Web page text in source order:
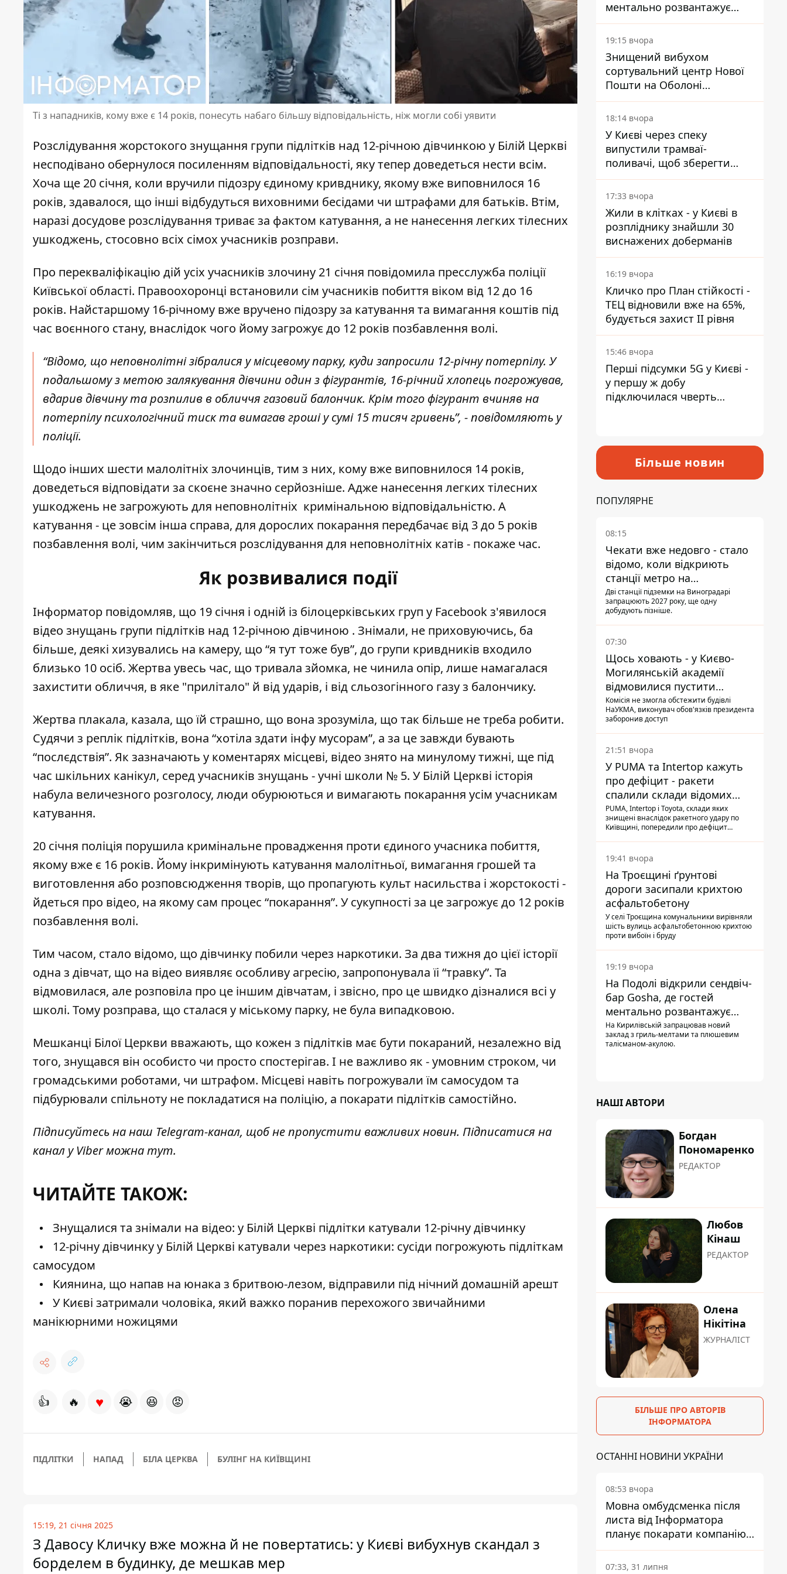
Ті з нападників, кому вже є 14 років, понесуть набаго більшу відповідальність, ніж могли собі уявити
Розслідування жорстокого знущання групи підлітків над 12-річною дівчинкою у Білій Церкві
несподівано обернулося посиленням відповідальності, яку тепер доведеться нести всім.
Хоча ще 20 січня, коли вручили підозру єдиному кривднику, якому вже виповнилося 16
років, здавалося, що інші відбудуться виховними бесідами чи штрафами для батьків. Втім,
наразі досудове розслідування триває за фактом катування, а не нанесення легких тілесних
ушкоджень, стосовно всіх сімох учасників розправи.
Про перекваліфікацію дій усіх учасників злочину 21 січня повідомила пресслужба поліції
Київської області. Правоохоронці встановили сім учасників побиття віком від 12 до 16
років. Найстаршому 16-річному вже вручено підозру за катування та вимагання коштів під
час воєнного стану, внаслідок чого йому загрожує до 12 років позбавлення волі.
“Відомо, що неповнолітні зібралися у місцевому парку, куди запросили 12-річну потерпілу. У
подальшому з метою залякування дівчини один з фігурантів, 16-річний хлопець погрожував,
вдарив дівчину та розпилив в обличчя газовий балончик. Крім того фігурант вчиняв на
потерпілу психологічний тиск та вимагав гроші у сумі 15 тисяч гривень”, - повідомляють у
поліції.
Щодо інших шести малолітніх злочинців, тим з них, кому вже виповнилося 14 років,
доведеться відповідати за скоєне значно серйозніше. Адже нанесення легких тілесних
ушкоджень не загрожують для неповнолітніх кримінальною відповідальністю. А
катування - це зовсім інша справа, для дорослих покарання передбачає від 3 до 5 років
позбавлення волі, чим закінчиться розслідування для неповнолітніх катів - покаже час.
Як розвивалися події
Інформатор повідомляв, що 19 січня і одній із білоцерківських груп у Facebook з'явилося
відео знущань групи підлітків над 12-річною дівчиною . Знімали, не приховуючись, ба
більше, деякі хизувались на камеру, що “я тут тоже був”, до групи кривдників входило
близько 10 осіб. Жертва увесь час, що тривала зйомка, не чинила опір, лише намагалася
захистити обличчя, в яке "прилітало" й від ударів, і від сльозогінного газу з балончику.
Жертва плакала, казала, що їй страшно, що вона зрозуміла, що так більше не треба робити.
Судячи з реплік підлітків, вона “хотіла здати інфу мусорам”, а за це завжди бувають
“послєдствія”. Як зазначають у коментарях місцеві, відео знято на минулому тижні, ще під
час шкільних канікул, серед учасників знущань - учні школи № 5. У Білій Церкві історія
набула величезного розголосу, люди обурюються и вимагають покарання усім учасникам
катування.
20 січня поліція порушила кримінальне провадження проти єдиного учасника побиття,
якому вже є 16 років. Йому інкримінують катування малолітньої, вимагання грошей та
виготовлення або розповсюдження творів, що пропагують культ насильства і жорстокості -
йдеться про відео, на якому сам процес “покарання”. У сукупності за це загрожує до 12 років
позбавлення волі.
Тим часом, стало відомо, що дівчинку побили через наркотики. За два тижня до цієї історії
одна з дівчат, що на відео виявляє особливу агресію, запропонувала їі “травку”. Та
відмовилася, але розповіла про це іншим дівчатам, і звісно, про це швидко дізналися всі у
школі. Тому розправа, що сталася у міському парку, не була випадковою.
Мешканці Білої Церкви вважають, що кожен з підлітків має бути покараний, незалежно від
того, знущався він особисто чи просто спостерігав. І не важливо як - умовним строком, чи
громадськими роботами, чи штрафом. Місцеві навіть погрожували їм самосудом та
підбурювали спільноту не покладатися на поліцію, а покарати підлітків самостійно.
Підписуйтесь на наш Telegram-канал, щоб не пропустити важливих новин. Підписатися на
канал у Viber можнатут.
ЧИТАЙТЕ ТАКОЖ:
Знущалися та знімали на відео: у Білій Церкві підлітки катували 12-річну дівчинку
12-річну дівчинку у Білій Церкві катували через наркотики: сусіди погрожують підліткам
самосудом
Киянина, що напав на юнака з бритвою-лезом, відправили під нічний домашній арешт
У Києві затримали чоловіка, який важко поранив перехожого звичайними
манікюрними ножицями
👍 🔥 ♥ 😭 😆 😡
ПІДЛІТКИ НАПАД БІЛА ЦЕРКВА БУЛІНГ НА КИЇВЩИНІ
15:19, 21 січня 2025
З Давосу Кличку вже можна й не повертатись: у Києві вибухнув скандал з
борделем в будинку, де мешкав мер
ментально розвантажує
акула
19:15 вчора
Знищений вибухом
сортувальний центр Нової
Пошти на Оболоні
запрацював - видають
посилки
18:14 вчора
У Києві через спеку
випустили трамваї-
поливачі, щоб зберегти
рейки від деформації
17:33 вчора
Жили в клітках - у Києві в
розпліднику знайшли 30
виснажених доберманів
16:19 вчора
Кличко про План стійкості -
ТЕЦ відновили вже на 65%,
будується захист ІІ рівня
15:46 вчора
Перші підсумки 5G у Києві -
у першу ж добу
підключилася чверть
Більше новин
ПОПУЛЯРНЕ
08:15
Чекати вже недовго - стало
відомо, коли відкриють
станції метро на
Виноградарі
Дві станції підземки на Виноградарі
запрацюють 2027 року, ще одну
добудують пізніше.
07:30
Щось ховають - у Києво-
Могилянській академії
відмовилися пустити
комісію з охорони пам'яток
на територію
Комісія не змогла обстежити будівлі
НаУКМА, виконувач обов'язків президента
заборонив доступ
21:51 вчора
У PUMA та Intertop кажуть
про дефіцит - ракети
спалили склади відомих
брендів
PUMA, Intertop і Toyota, склади яких
знищені внаслідок ракетного удару по
Київщині, попередили про дефіцит
19:41 вчора
На Троєщині ґрунтові
дороги засипали крихтою
асфальтобетону
У селі Троєщина комунальники вирівняли
шість вулиць асфальтобетонною крихтою
проти вибоїн і бруду
19:19 вчора
На Подолі відкрили сендвіч-
бар Gosha, де гостей
ментально розвантажує
акула
На Кирилівській запрацював новий
заклад з гриль-мелтами та плюшевим
талісманом-акулою.
НАШІ АВТОРИ
Богдан
Пономаренко
РЕДАКТОР
Любов
Кінаш
РЕДАКТОР
Олена
Нікітіна
ЖУРНАЛІСТ
БІЛЬШЕ ПРО АВТОРІВ
ІНФОРМАТОРА
ОСТАННІ НОВИНИ УКРАЇНИ
08:53 вчора
Мовна омбудсменка після
листа від Інформатора
планує покарати компанію-
підрядника ПриватБанку
07:33, 31 липня